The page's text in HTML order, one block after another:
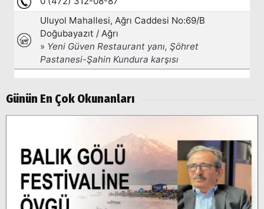
Günün En Çok Okunanları
Arama
Ağrı
Doğubayazıt